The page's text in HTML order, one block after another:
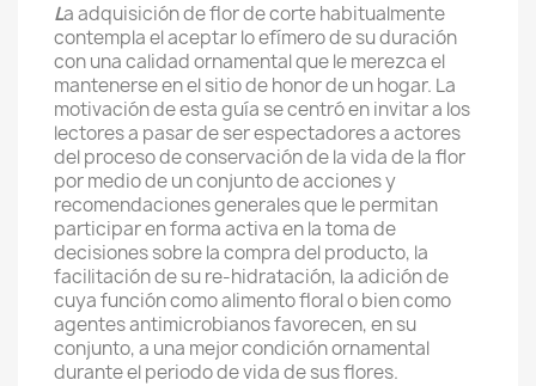
La adquisición de flor de corte habitualmente
contempla el aceptar lo efímero de su duración
con una calidad ornamental que le merezca el
mantenerse en el sitio de honor de un hogar. La
motivación de esta guía se centró en invitar a los
lectores a pasar de ser espectadores a actores
del proceso de conservación de la vida de la flor
por medio de un conjunto de acciones y
recomendaciones generales que le permitan
participar en forma activa en la toma de
decisiones sobre la compra del producto, la
facilitación de su re-hidratación, la adición de
cuya función como alimento floral o bien como
agentes antimicrobianos favorecen, en su
conjunto, a una mejor condición ornamental
durante el periodo de vida de sus flores.